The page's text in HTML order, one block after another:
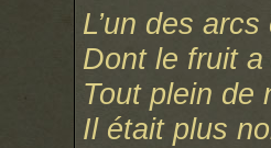
L’un des
Dont le fruit
Tout plein
Il était plus